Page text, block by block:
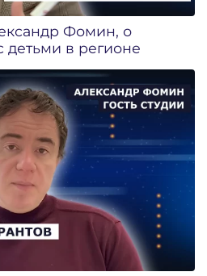
Фомин, о
в регионе